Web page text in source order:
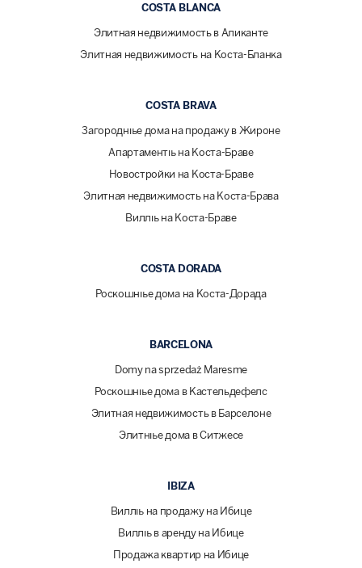
COSTA BLANCA
Элитная недвижимость в Аликанте
Элитная недвижимость на Коста-Бланка
COSTA BRAVA
Загородные дома на продажу в Жироне
Апартаменты на Коста-Браве
Новостройки на Коста-Браве
Элитная недвижимость на Коста-Брава
Виллы на Коста-Браве
COSTA DORADA
Роскошные дома на Коста-Дорада
BARCELONA
Domy na sprzedaż Maresme
Роскошные дома в Кастельдефелс
Элитная недвижимость в Барселоне
Элитные дома в Ситжесе
IBIZA
Виллы на продажу на Ибице
Виллы в аренду на Ибице
Продажа квартир на Ибице